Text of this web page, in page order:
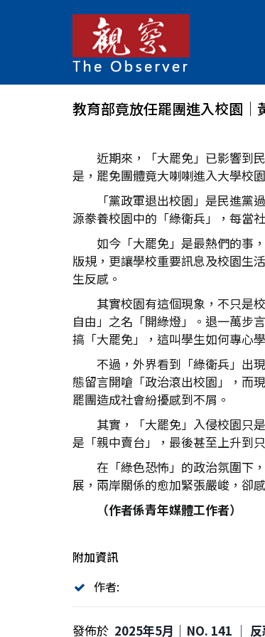
教育部竟放任罷團進入校園│
近期來，「大罷免」已影響到
是，罷免團體竟大喇喇進入大學校
「黨政軍退出校園」是民進
源豢養校園中的「綠衛兵」，每當
如今「大罷免」是最熱們的事
版規，更讓學校重要訊息及校園生
生反感。
其實校園有這個現象，不只是
自由」之名「開綠燈」。退一萬步
搞「大罷免」，這叫學生如何專心
不過，外界看到「綠衛兵」出
態留言開嗆「政治滾出校園」，而
罷團造成社會紛擾感到不屑。
其實，「大罷免」入侵校園只
是「親中賣台」，最後甚至上升到
在「綠色恐怖」的政治氛圍下
展，兩岸關係的愈加緊張嚴峻，卻
（作者係青年媒體工作者）
附加資訊
作者:
發佈於 2025年5月｜NO. 141 │ 反